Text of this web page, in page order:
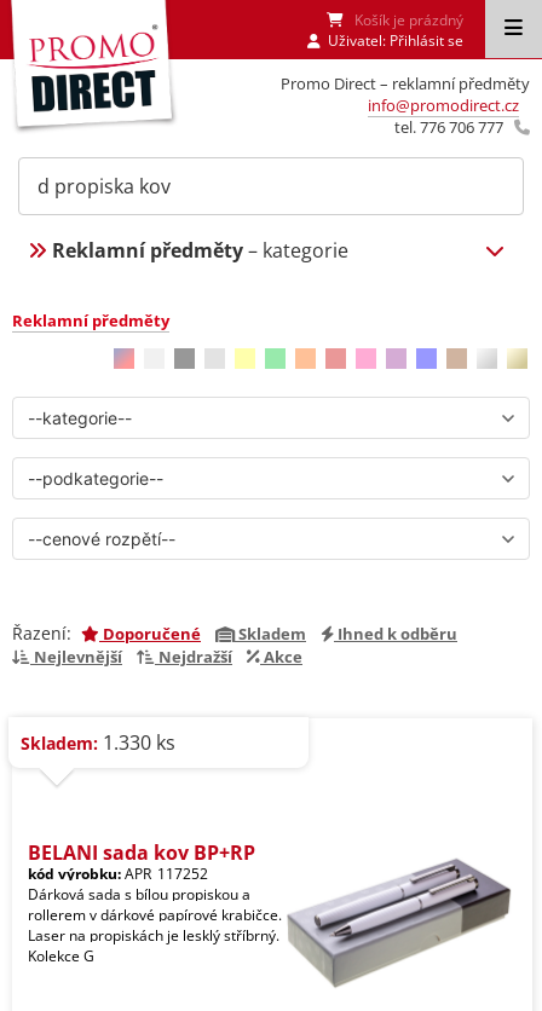
Promo Direct – reklamní předměty
info@promodirect.cz
tel. 776 706 777
Košík je prázdný
Uživatel: Přihlásit se
Reklamní předměty– kategorie
Reklamní předměty
Řazení: Doporučené Skladem
Ihned k odběru
Nejlevnější
Nejdražší Akce
Skladem: 1.330 ks
BELANI sada kov BP+RP
kód výrobku:APR_117252
Dárková sada s bílou propiskou a
rollerem v dárkové papírové krabičce.
Laser na propiskách je lesklý stříbrný.
Kolekce G